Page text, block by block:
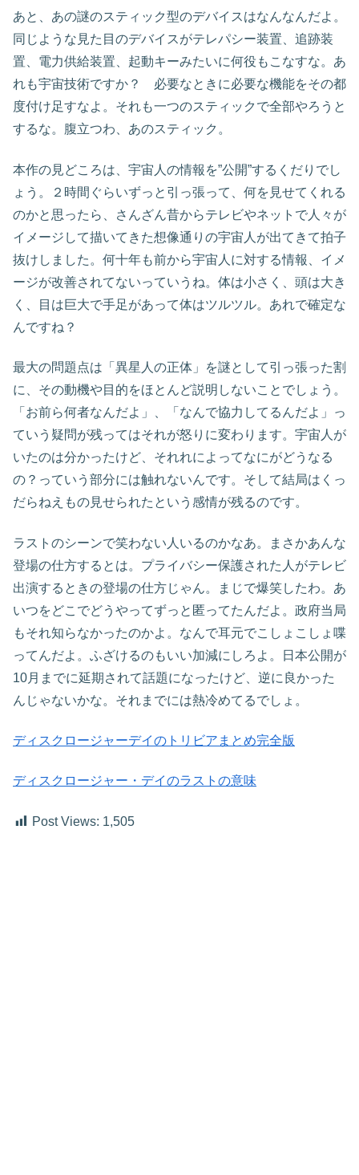
あと、あの謎のスティック型のデバイスはなんなんだよ。
同じような見た目のデバイスがテレパシー装置、追跡装
置、電力供給装置、起動キーみたいに何役もこなすな。あ
れも宇宙技術ですか？ 必要なときに必要な機能をその都
度付け足すなよ。それも一つのスティックで全部やろうと
するな。腹立つわ、あのスティック。
本作の見どころは、宇宙人の情報を”公開”するくだりでし
ょう。２時間ぐらいずっと引っ張って、何を見せてくれる
のかと思ったら、さんざん昔からテレビやネットで人々が
イメージして描いてきた想像通りの宇宙人が出てきて拍子
抜けしました。何十年も前から宇宙人に対する情報、イメ
ージが改善されてないっていうね。体は小さく、頭は大き
く、目は巨大で手足があって体はツルツル。あれで確定な
んですね？
最大の問題点は「異星人の正体」を謎として引っ張った割
に、その動機や目的をほとんど説明しないことでしょう。
「お前ら何者なんだよ」、「なんで協力してるんだよ」っ
ていう疑問が残ってはそれが怒りに変わります。宇宙人が
いたのは分かったけど、それれによってなにがどうなる
の？っていう部分には触れないんです。そして結局はくっ
だらねえもの見せられたという感情が残るのです。
ラストのシーンで笑わない人いるのかなあ。まさかあんな
登場の仕方するとは。プライバシー保護された人がテレビ
出演するときの登場の仕方じゃん。まじで爆笑したわ。あ
いつをどこでどうやってずっと匿ってたんだよ。政府当局
もそれ知らなかったのかよ。なんで耳元でこしょこしょ喋
ってんだよ。ふざけるのもいい加減にしろよ。日本公開が
10月までに延期されて話題になったけど、逆に良かった
んじゃないかな。それまでには熱冷めてるでしょ。
ディスクロージャーデイのトリビアまとめ完全版
ディスクロージャー・デイのラストの意味
Post Views: 1,505